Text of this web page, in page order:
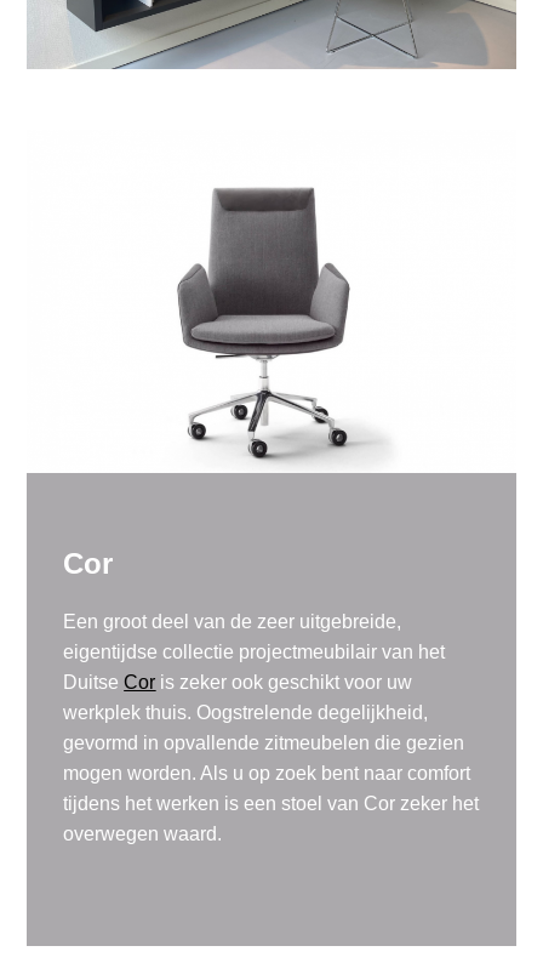
Cor
Een groot deel van de zeer uitgebreide,
eigentijdse collectie projectmeubilair van het
DuitseCor is zeker ook geschikt voor uw
werkplek thuis. Oogstrelende degelijkheid,
gevormd in opvallende zitmeubelen die gezien
mogen worden. Als u op zoek bent naar comfort
tijdens het werken is een stoel van Cor zeker het
overwegen waard.